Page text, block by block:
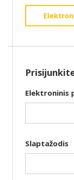
Elektroninis
Slaptažodis